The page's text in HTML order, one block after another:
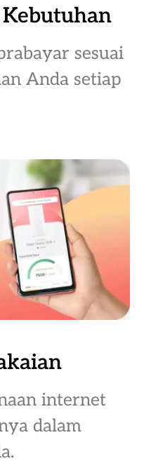
sesuai
Anda setiap
internet
dalam